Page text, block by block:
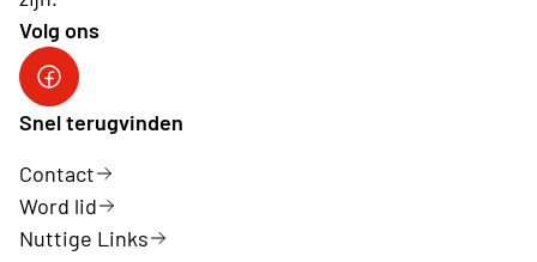
Volg ons
Neos Hasselt
Snel terugvinden
Contact
Word lid
Nuttige Links